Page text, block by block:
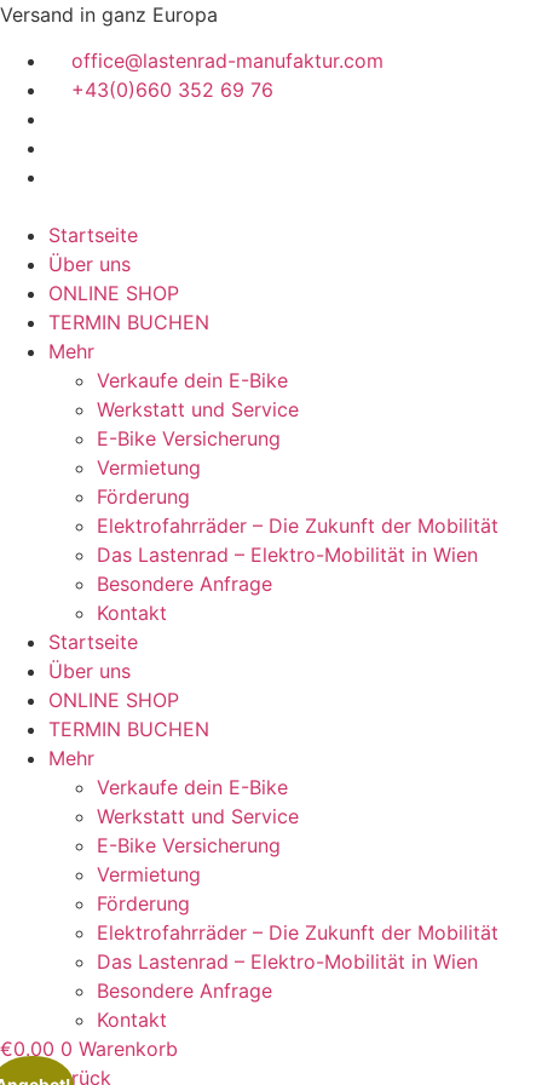
Zum
springen
Versand in ganz Europa
office@lastenrad-manufaktur.com
+43(0)660 352 69 76
Startseite
Über uns
ONLINE SHOP
TERMIN BUCHEN
Mehr
Verkaufe dein E-Bike
Werkstatt und Service
E-Bike Versicherung
Vermietung
Förderung
Elektrofahrräder – Die Zukunft der Mobilität
Das Lastenrad – Elektro-Mobilität in Wien
Besondere Anfrage
Kontakt
Startseite
Über uns
ONLINE SHOP
TERMIN BUCHEN
Mehr
Verkaufe dein E-Bike
Werkstatt und Service
E-Bike Versicherung
Vermietung
Förderung
Elektrofahrräder – Die Zukunft der Mobilität
Das Lastenrad – Elektro-Mobilität in Wien
Besondere Anfrage
Kontakt
€0.00 0 Warenkorb
Zurück